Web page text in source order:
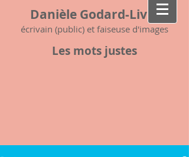
Danièle Godard-Livet
écrivain (public) et faiseuse d'images
Les mots justes